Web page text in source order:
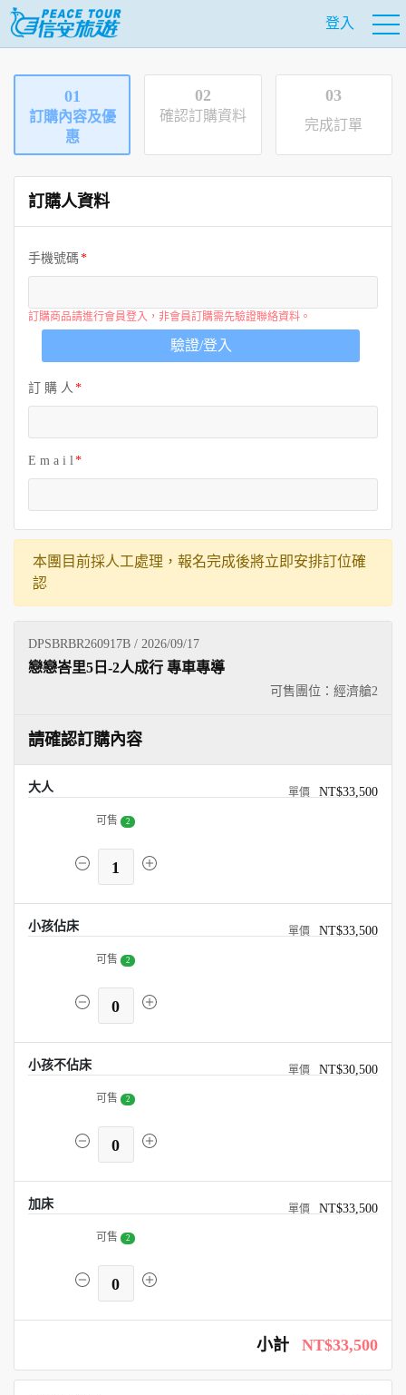
登入
01
訂購內容及優
惠
02
確認訂購資料
03
完成訂單
訂購人資料
手機號碼
訂購商品請進行會員登入，非會員訂購需先驗證聯絡資料。
驗證/登入
訂 購 人
E m a i l
本團目前採人工處理，報名完成後將立即安排訂位確
認
DPSBRBR260917B / 2026/09/17
可售團位：經濟艙2
戀戀峇里5日-2人成行 專車專導
請確認訂購內容
大人 NT$33,500
可售 2
1
小孩佔床 NT$33,500
可售 2
0
小孩不佔床 NT$30,500
可售 2
0
加床 NT$33,500
可售 2
0
小計 NT$33,500